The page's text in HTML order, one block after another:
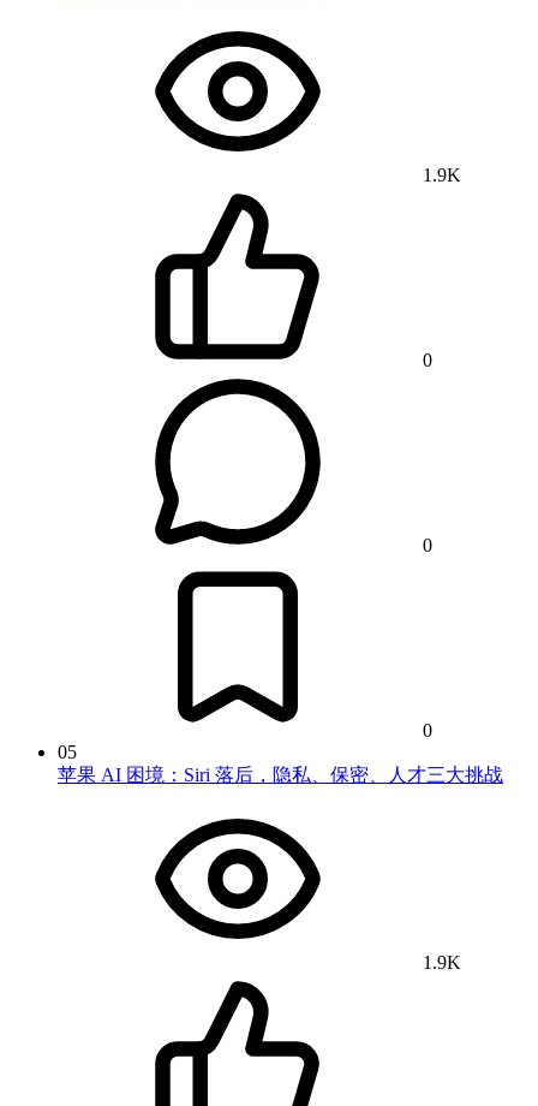
1.9K
0
0
0
05
苹果 AI 困境：Siri 落后，隐私、保密、人才三大挑战
1.9K